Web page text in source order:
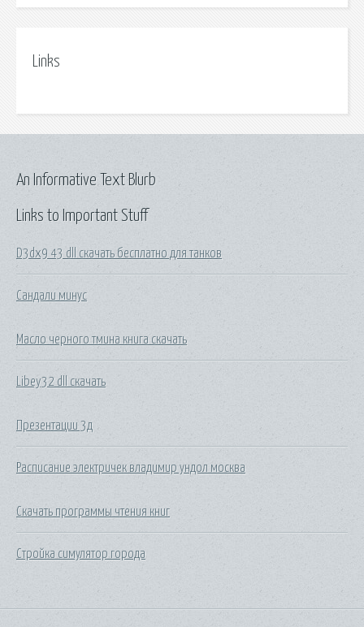
Links
Links to Important Stuff
D3dx9 43 dll скачать бесплатно для танков
Сандали минус
Масло черного тмина книга скачать
Libey32 dll скачать
Презентации 3д
Расписание электричек владимир ундол москва
Скачать программы чтения книг
Стройка симулятор города
An Informative Text Blurb